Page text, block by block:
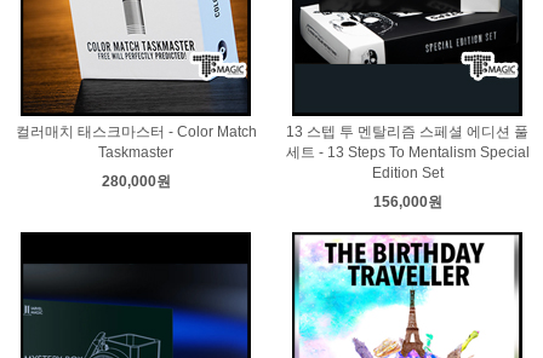
컬러매치 태스크마스터 - Color Match
Taskmaster
280,000원
13 스텝 투 멘탈리즘 스페셜 에디션 풀
세트 - 13 Steps To Mentalism Special
Edition Set
156,000원